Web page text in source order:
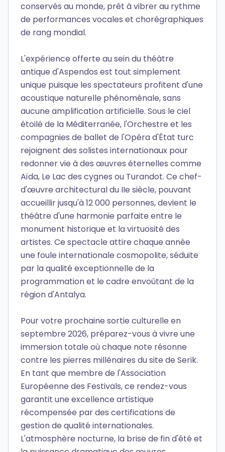
conservés au monde, prêt à vibrer au rythme
de performances vocales et chorégraphiques
de rang mondial.
L'expérience offerte au sein du théâtre
antique d'Aspendos est tout simplement
unique puisque les spectateurs profitent d'une
acoustique naturelle phénoménale, sans
aucune amplification artificielle. Sous le ciel
étoilé de la Méditerranée, l'Orchestre et les
compagnies de ballet de l'Opéra d'État turc
rejoignent des solistes internationaux pour
redonner vie à des œuvres éternelles comme
Aïda, Le Lac des cygnes ou Turandot. Ce chef-
d'œuvre architectural du IIe siècle, pouvant
accueillir jusqu'à 12 000 personnes, devient le
théâtre d'une harmonie parfaite entre le
monument historique et la virtuosité des
artistes. Ce spectacle attire chaque année
une foule internationale cosmopolite, séduite
par la qualité exceptionnelle de la
programmation et le cadre envoûtant de la
région d'Antalya.
Pour votre prochaine sortie culturelle en
septembre 2026, préparez-vous à vivre une
immersion totale où chaque note résonne
contre les pierres millénaires du site de Serik.
En tant que membre de l'Association
Européenne des Festivals, ce rendez-vous
garantit une excellence artistique
récompensée par des certifications de
gestion de qualité internationales.
L'atmosphère nocturne, la brise de fin d'été et